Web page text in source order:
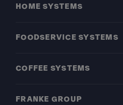
HOME SYSTEMS
FOODSERVICE SYSTEMS
COFFEE SYSTEMS
FRANKE GROUP